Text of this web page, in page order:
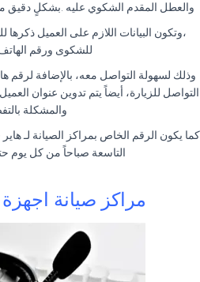
والعطل المقدم الشكوي عليه .بشكلٍ دقيق
،وتكون البيانات اللازم على العميل
للشكوى ورقم
وذلك لسهولة التواصل معه، بالإضافة لرقم
التواصل للزيارة، أيضاً يتم تدوين عنوان
والمشكلة
كما يكون الرقم الخاص بمراكز الصيانة لـ
التاسعة صباحاً من كل يوم
مراكز صيانة